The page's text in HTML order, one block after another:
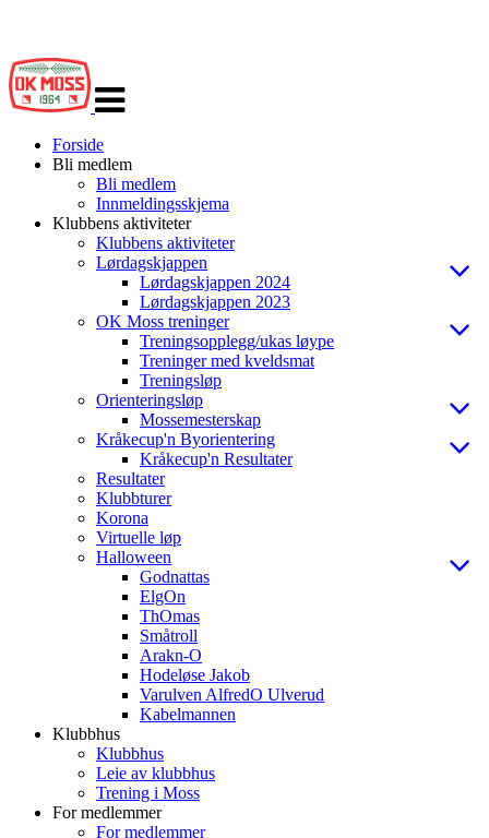
navigasjon
Forside
Bli medlem
Bli medlem
Innmeldingsskjema
Klubbens aktiviteter
Klubbens aktiviteter
Lørdagskjappen
Lørdagskjappen 2024
Lørdagskjappen 2023
OK Moss treninger
Treningsopplegg/ukas løype
Treninger med kveldsmat
Treningsløp
Orienteringsløp
Mossemesterskap
Kråkecup'n Byorientering
Kråkecup'n Resultater
Resultater
Klubbturer
Korona
Virtuelle løp
Halloween
Godnattas
ElgOn
ThOmas
Småtroll
Arakn-O
Hodeløse Jakob
Varulven AlfredO Ulverud
Kabelmannen
Klubbhus
Klubbhus
Leie av klubbhus
Trening i Moss
For medlemmer
For medlemmer